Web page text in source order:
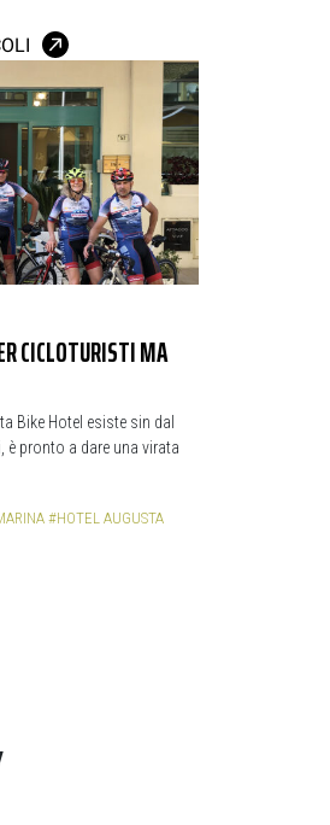
CICLOTURISTI MA
Bike Hotel esiste sin dal
pronto a dare una virata
#HOTEL AUGUSTA